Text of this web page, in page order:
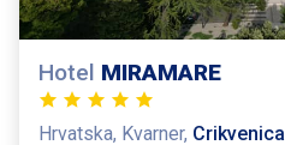
Hotel MIRAMARE
Hrvatska, Kvarner, Crikvenica